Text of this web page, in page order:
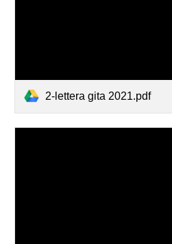
2-lettera gita 2021.pdf